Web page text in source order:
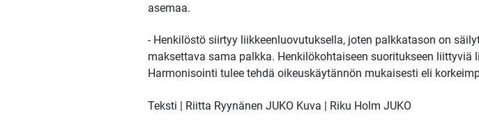
asemaa.
- Henkilöstö siirtyy liikkeenluovutuksella, joten palkkatason on
maksettava sama palkka. Henkilökohtaiseen suoritukseen
Harmonisointi tulee tehdä oikeuskäytännön mukaisesti eli
Teksti | Riitta Ryynänen JUKO Kuva | Riku Holm JUKO